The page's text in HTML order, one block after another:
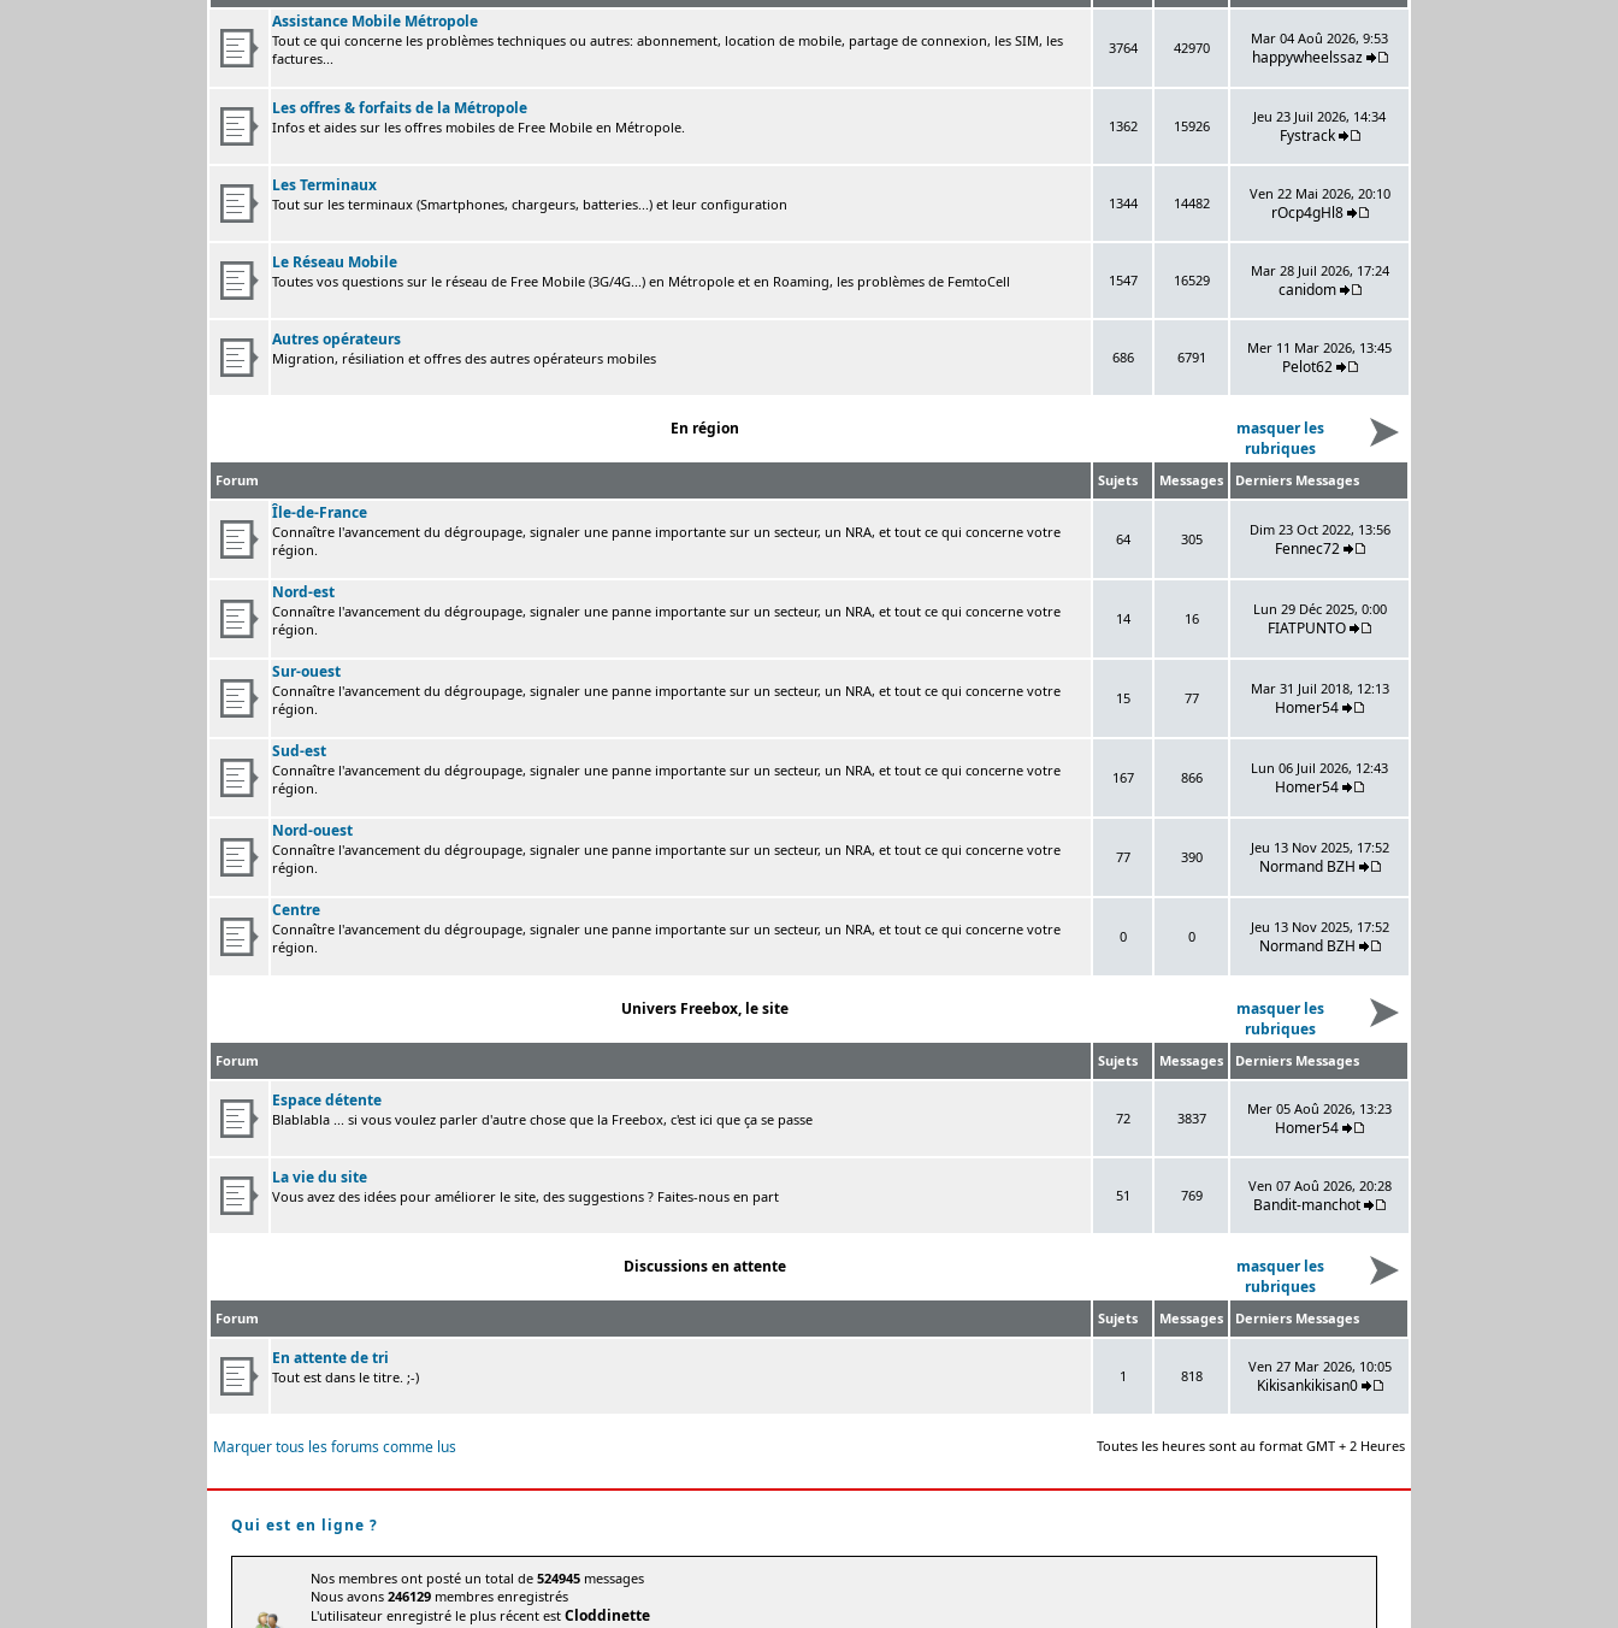
Assistance Mobile Métropole
Tout ce qui concerne les problèmes techniques ou autres: abonnement, location de mobile, partage de connexion, les SIM, les
factures...
3764 42970
Mar 04 Aoû 2026, 9:53
happywheelssaz
Les offres & forfaits de la Métropole
Infos et aides sur les offres mobiles de Free Mobile en Métropole. 1362 15926
Jeu 23 Juil 2026, 14:34
Fystrack
Les Terminaux
Tout sur les terminaux (Smartphones, chargeurs, batteries...) et leur configuration 1344 14482
Ven 22 Mai 2026, 20:10
rOcp4gHl8
Le Réseau Mobile
Toutes vos questions sur le réseau de Free Mobile (3G/4G...) en Métropole et en Roaming, les problèmes de FemtoCell 1547 16529
Mar 28 Juil 2026, 17:24
canidom
Autres opérateurs
Migration, résiliation et offres des autres opérateurs mobiles 686 6791
Mer 11 Mar 2026, 13:45
Pelot62
En région
masquer les
rubriques
Forum Sujets Messages Derniers Messages
Île-de-France
Connaître l'avancement du dégroupage, signaler une panne importante sur un secteur, un NRA, et tout ce qui concerne votre
région.
64 305
Dim 23 Oct 2022, 13:56
Fennec72
Nord-est
Connaître l'avancement du dégroupage, signaler une panne importante sur un secteur, un NRA, et tout ce qui concerne votre
région.
14 16
Lun 29 Déc 2025, 0:00
FIATPUNTO
Sur-ouest
Connaître l'avancement du dégroupage, signaler une panne importante sur un secteur, un NRA, et tout ce qui concerne votre
région.
15 77
Mar 31 Juil 2018, 12:13
Homer54
Sud-est
Connaître l'avancement du dégroupage, signaler une panne importante sur un secteur, un NRA, et tout ce qui concerne votre
région.
167 866
Lun 06 Juil 2026, 12:43
Homer54
Nord-ouest
Connaître l'avancement du dégroupage, signaler une panne importante sur un secteur, un NRA, et tout ce qui concerne votre
région.
77 390
Jeu 13 Nov 2025, 17:52
Normand BZH
Centre
Connaître l'avancement du dégroupage, signaler une panne importante sur un secteur, un NRA, et tout ce qui concerne votre
région.
0 0
Jeu 13 Nov 2025, 17:52
Normand BZH
Univers Freebox, le site
masquer les
rubriques
Forum Sujets Messages Derniers Messages
Espace détente
Blablabla ... si vous voulez parler d'autre chose que la Freebox, c'est ici que ça se passe 72 3837
Mer 05 Aoû 2026, 13:23
Homer54
La vie du site
Vous avez des idées pour améliorer le site, des suggestions ? Faites-nous en part 51 769
Ven 07 Aoû 2026, 20:28
Bandit-manchot
Discussions en attente
masquer les
rubriques
Forum Sujets Messages Derniers Messages
En attente de tri
Tout est dans le titre. ;-) 1 818
Ven 27 Mar 2026, 10:05
Kikisankikisan0
Marquer tous les forums comme lus Toutes les heures sont au format GMT + 2 Heures
Qui est en ligne ?
Nos membres ont posté un total de 524945 messages
Nous avons 246129 membres enregistrés
L'utilisateur enregistré le plus récent est Cloddinette